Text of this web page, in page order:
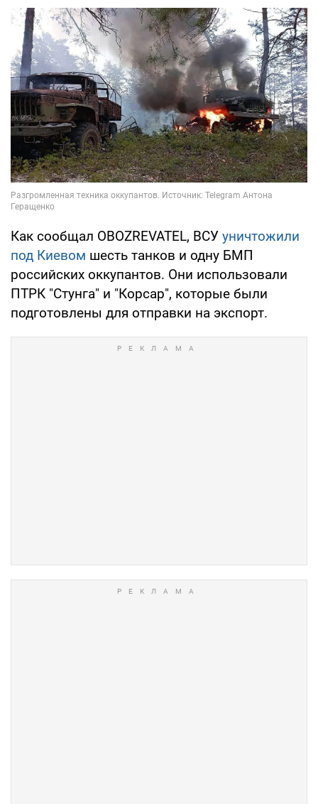
Как сообщал OBOZREVATEL, ВСУ уничтожили
под Киевом шесть танков и одну БМП
российских оккупантов. Они использовали
ПТРК "Стунга" и "Корсар", которые были
подготовлены для отправки на экспорт.